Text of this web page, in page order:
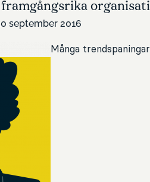
september 2016
Många